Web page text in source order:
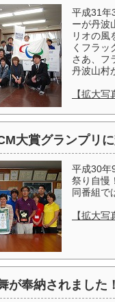
平成31年
ーが丹波
リオの風
くフラッ
さあ、フ
丹波山村
【拡大写
大賞グランプリに
平成30年
祭り自慢
同番組で
【拡大写
が奉納されました！